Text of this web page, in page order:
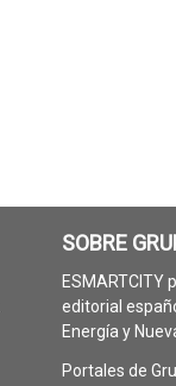
SOBRE
ESMARTCITY
editorial
Energía y
Portales de